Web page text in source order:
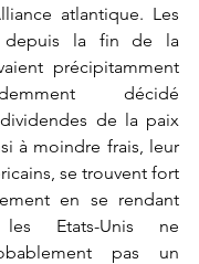
atlantique. Les
depuis la fin de la
précipitamment
décidé
de la paix
à moindre frais, leur
se trouvent fort
en se rendant
Etats-Unis ne
pas un